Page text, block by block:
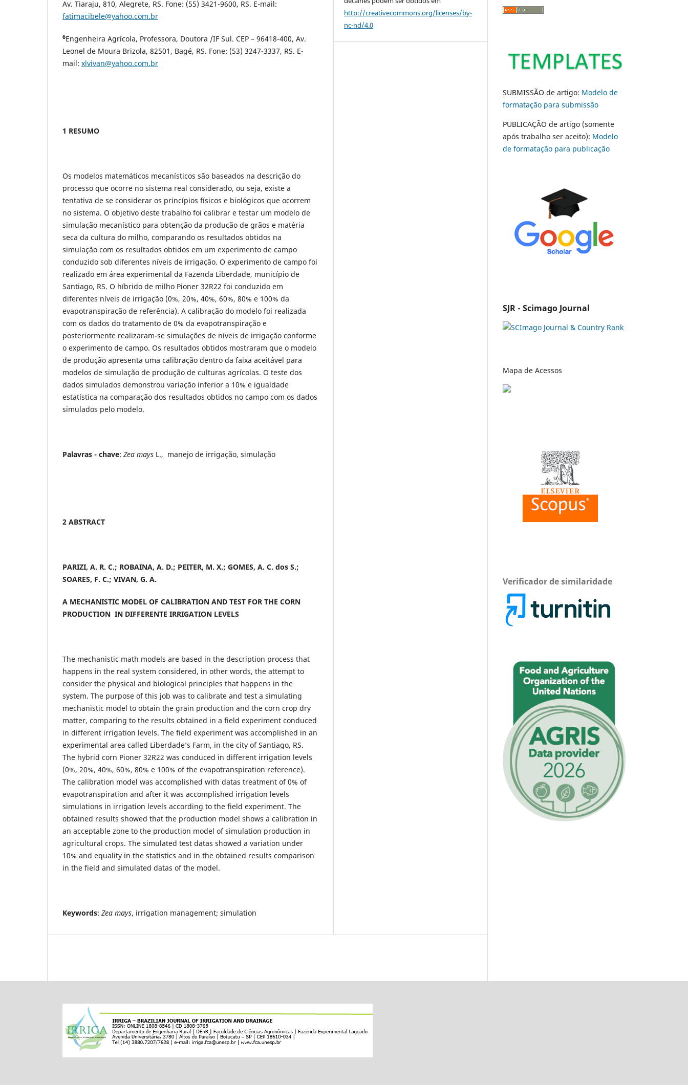
Av. Tiaraju, 810, Alegrete, RS. Fone: (55) 3421-9600, RS. E-mail:
fatimacibele@yahoo.com.br
6Engenheira Agrícola, Professora, Doutora /IF Sul. CEP – 96418-400, Av.
Leonel de Moura Brizola, 82501, Bagé, RS. Fone: (53) 3247-3337, RS. E-
mail: xlvivan@yahoo.com.br
1 RESUMO
Os modelos matemáticos mecanísticos são baseados na descrição do
processo que ocorre no sistema real considerado, ou seja, existe a
tentativa de se considerar os princípios físicos e biológicos que ocorrem
no sistema. O objetivo deste trabalho foi calibrar e testar um modelo de
simulação mecanístico para obtenção da produção de grãos e matéria
seca da cultura do milho, comparando os resultados obtidos na
simulação com os resultados obtidos em um experimento de campo
conduzido sob diferentes níveis de irrigação. O experimento de campo foi
realizado em área experimental da Fazenda Liberdade, município de
Santiago, RS. O híbrido de milho Pioner 32R22 foi conduzido em
diferentes níveis de irrigação (0%, 20%, 40%, 60%, 80% e 100% da
evapotranspiração de referência). A calibração do modelo foi realizada
com os dados do tratamento de 0% da evapotranspiração e
posteriormente realizaram-se simulações de níveis de irrigação conforme
o experimento de campo. Os resultados obtidos mostraram que o modelo
de produção apresenta uma calibração dentro da faixa aceitável para
modelos de simulação de produção de culturas agrícolas. O teste dos
dados simulados demonstrou variação inferior a 10% e igualdade
estatística na comparação dos resultados obtidos no campo com os dados
simulados pelo modelo.
Palavras - chave: Zea mays L., manejo de irrigação, simulação
2 ABSTRACT
PARIZI, A. R. C.; ROBAINA, A. D.; PEITER, M. X.; GOMES, A. C. dos S.;
SOARES, F. C.; VIVAN, G. A.
A MECHANISTIC MODEL OF CALIBRATION AND TEST FOR THE CORN
PRODUCTION IN DIFFERENTE IRRIGATION LEVELS
The mechanistic math models are based in the description process that
happens in the real system considered, in other words, the attempt to
consider the physical and biological principles that happens in the
system. The purpose of this job was to calibrate and test a simulating
mechanistic model to obtain the grain production and the corn crop dry
matter, comparing to the results obtained in a field experiment conduced
in different irrigation levels. The field experiment was accomplished in an
experimental area called Liberdade’s Farm, in the city of Santiago, RS.
The hybrid corn Pioner 32R22 was conduced in different irrigation levels
(0%, 20%, 40%, 60%, 80% e 100% of the evapotranspiration reference).
The calibration model was accomplished with datas treatment of 0% of
evapotranspiration and after it was accomplished irrigation levels
simulations in irrigation levels according to the field experiment. The
obtained results showed that the production model shows a calibration in
an acceptable zone to the production model of simulation production in
agricultural crops. The simulated test datas showed a variation under
10% and equality in the statistics and in the obtained results comparison
in the field and simulated datas of the model.
Keywords: Zea mays, irrigation management; simulation
http://creativecommons.org/licenses/by-
nc-nd/4.0
SUBMISSÃO de artigo: Modelo de
formatação para submissão
PUBLICAÇÃO de artigo (somente
após trabalho ser aceito): Modelo
de formatação para publicação
SJR - Scimago Journal
Mapa de Acessos
Verificador de similaridade